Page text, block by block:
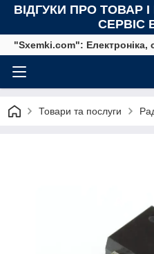
ВІДГУКИ ПРО ТОВАР
СЕРВІС
"Sxemki.com": Електроніка,
Товари та послуги